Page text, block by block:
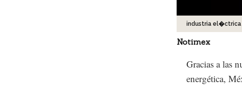
industria el�ctrica
Notimex
Gracias a las
energética,